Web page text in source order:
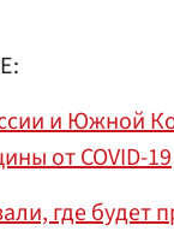
и Южной
от COVID-19
где будет